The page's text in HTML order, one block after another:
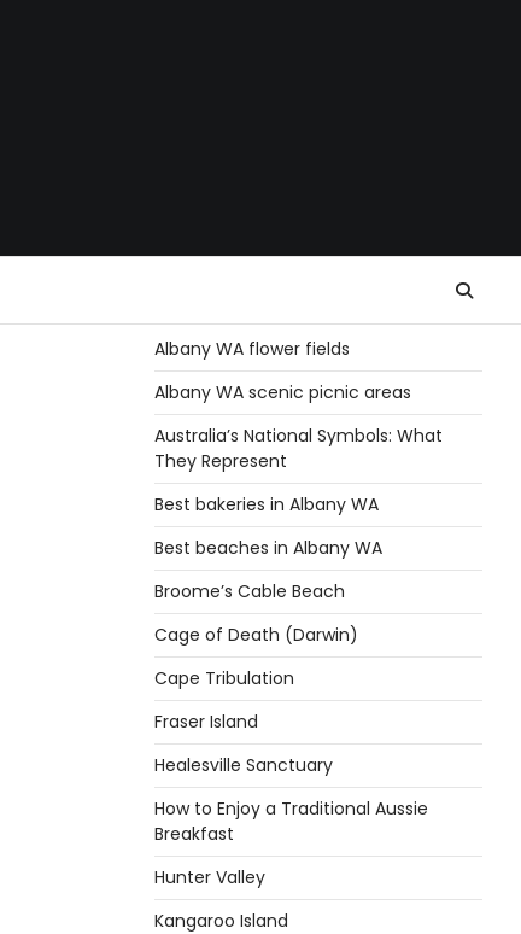
Albany WA flower fields
Albany WA scenic picnic areas
Australia’s National Symbols: What
They Represent
Best bakeries in Albany WA
Best beaches in Albany WA
Broome’s Cable Beach
Cage of Death (Darwin)
Cape Tribulation
Fraser Island
Healesville Sanctuary
How to Enjoy a Traditional Aussie
Breakfast
Hunter Valley
Kangaroo Island